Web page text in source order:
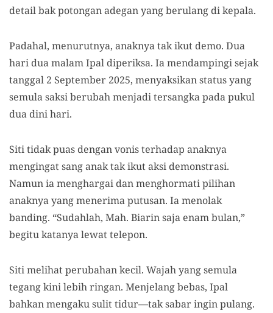
detail bak potongan adegan yang berulang di kepala.
Padahal, menurutnya, anaknya tak ikut demo. Dua
hari dua malam Ipal diperiksa. Ia mendampingi sejak
tanggal 2 September 2025, menyaksikan status yang
semula saksi berubah menjadi tersangka pada pukul
dua dini hari.
Siti tidak puas dengan vonis terhadap anaknya
mengingat sang anak tak ikut aksi demonstrasi.
Namun ia menghargai dan menghormati pilihan
anaknya yang menerima putusan. Ia menolak
banding. “Sudahlah, Mah. Biarin saja enam bulan,”
begitu katanya lewat telepon.
Siti melihat perubahan kecil. Wajah yang semula
tegang kini lebih ringan. Menjelang bebas, Ipal
bahkan mengaku sulit tidur—tak sabar ingin pulang.